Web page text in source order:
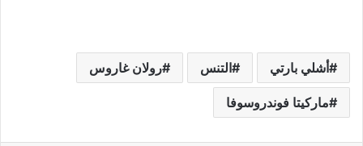
أشلي بارتي التنس رولان غاروس
ماركيتا فوندروسوفا